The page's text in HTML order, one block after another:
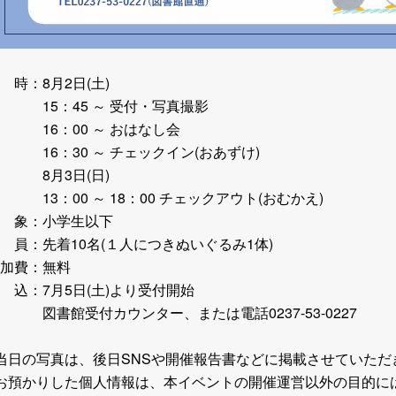
時：8月2日(土)
：45 ～ 受付・写真撮影
：00 ～ おはなし会
：30 ～ チェックイン(おあずけ)
月3日(日)
：00 ～ 18：00 チェックアウト(おむかえ )
象：小学生以下
員：先着10名(１人につきぬいぐるみ1体)
費：無料
込：7月5日(土)より受付開始
書館受付カウンター、または電話0237-53-0227
日の写真は、後日SNSや開催報告書などに掲載させていた
預かりした個人情報は、本イベントの開催運営以外の目的